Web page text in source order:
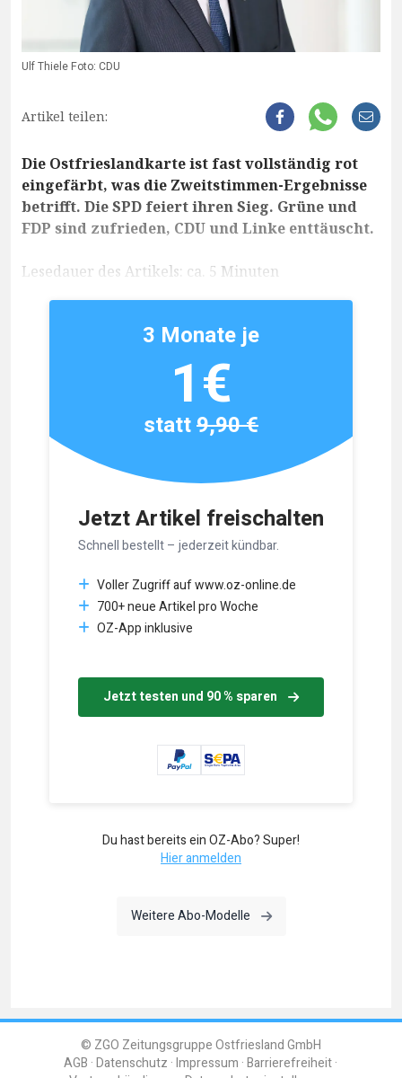
Ulf Thiele Foto: CDU
Artikel teilen:
Die Ostfrieslandkarte ist fast vollständig rot
eingefärbt, was die Zweitstimmen-Ergebnisse
betrifft. Die SPD feiert ihren Sieg. Grüne und
FDP sind zufrieden, CDU und Linke enttäuscht.
Lesedauer des Artikels: ca. 5 Minuten
Jetzt Artikel freischalten
Schnell bestellt – jederzeit kündbar.
Voller Zugriff auf www.oz-online.de
700+ neue Artikel pro Woche
OZ-App inklusive
Jetzt testen und 90 % sparen
3 Monate je
1€
statt9,90 €
Du hast bereits ein OZ-Abo? Super!
Hier anmelden
Weitere Abo-Modelle
© ZGO Zeitungsgruppe Ostfriesland GmbH
AGB Datenschutz Impressum Barrierefreiheit